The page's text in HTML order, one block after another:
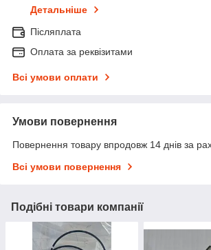
Детальніше
Післяплата
Оплата за реквізитами
Всі умови оплати
Умови повернення
Повернення товару впродовж 14 днів за
Всі умови повернення
Подібні товари компанії